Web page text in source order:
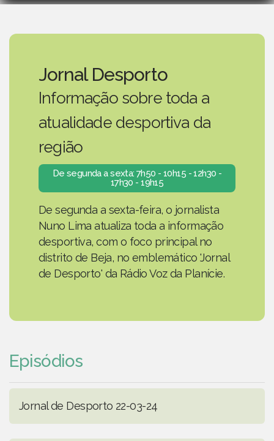
Jornal Desporto
Informação sobre toda a
atualidade desportiva da
região
De segunda a sexta: 7h50 - 10h15 - 12h30 -
17h30 - 19h15
De segunda a sexta-feira, o jornalista
Nuno Lima atualiza toda a informação
desportiva, com o foco principal no
distrito de Beja, no emblemático 'Jornal
de Desporto' da Rádio Voz da Planície.
Episódios
Jornal de Desporto 22-03-24